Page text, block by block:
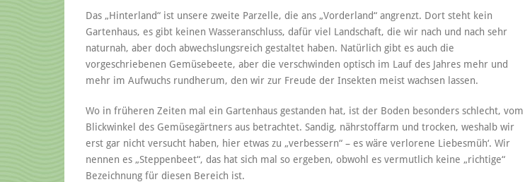
Das „Hinterland“ ist unsere zweite Parzelle, die ans „Vorderland“ angrenzt. Dort steht kein
Gartenhaus, es gibt keinen Wasseranschluss, dafür viel Landschaft, die wir nach und nach sehr
naturnah, aber doch abwechslungsreich gestaltet haben. Natürlich gibt es auch die
vorgeschriebenen Gemüsebeete, aber die verschwinden optisch im Lauf des Jahres mehr und
mehr im Aufwuchs rundherum, den wir zur Freude der Insekten meist wachsen lassen.
Wo in früheren Zeiten mal ein Gartenhaus gestanden hat, ist der Boden besonders schlecht, vom
Blickwinkel des Gemüsegärtners aus betrachtet. Sandig, nährstoffarm und trocken, weshalb wir
erst gar nicht versucht haben, hier etwas zu „verbessern“ – es wäre verlorene Liebesmüh‘. Wir
nennen es „Steppenbeet“, das hat sich mal so ergeben, obwohl es vermutlich keine „richtige“
Bezeichnung für diesen Bereich ist.